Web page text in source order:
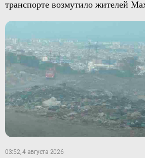
транспорте возмутило жителей
03:52, 4 августа 2026